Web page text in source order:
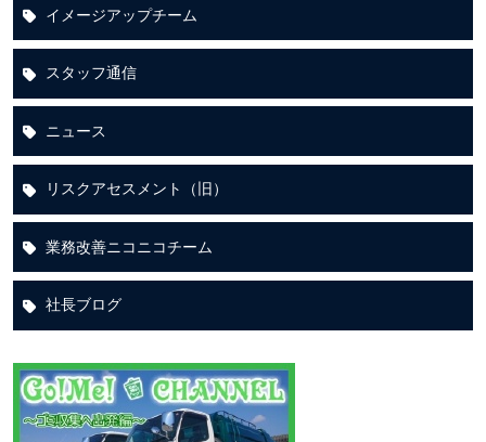
イメージアップチーム
スタッフ通信
ニュース
リスクアセスメント（旧）
業務改善ニコニコチーム
社長ブログ